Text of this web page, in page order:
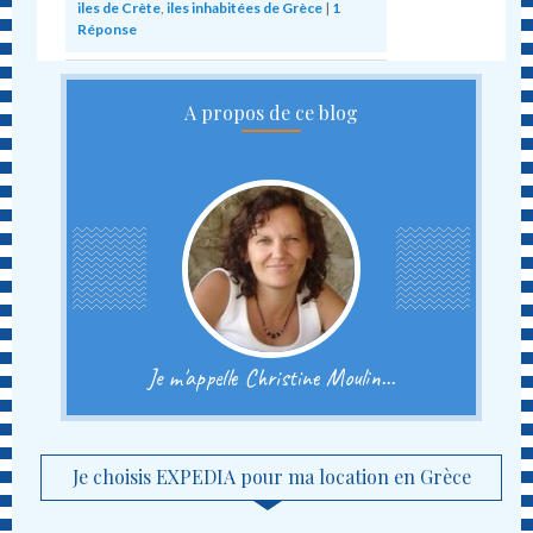
iles de Crète ,iles inhabitées de Grèce | 1
Réponse
A propos de ce blog
Je m'appelle Christine Moulin...
Je choisis EXPEDIA pour ma location en Grèce